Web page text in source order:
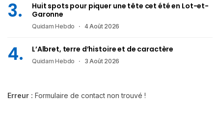
Huit spots pour piquer une tête cet été en Lot-et-
Garonne
Quidam Hebdo 4 Août 2026
L’Albret, terre d’histoire et de caractère
Quidam Hebdo 3 Août 2026
Erreur : Formulaire de contact non trouvé !